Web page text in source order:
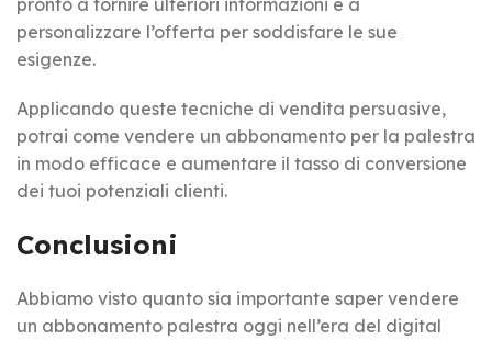
personalizzare l’offerta per soddisfare le sue
esigenze.
Applicando queste tecniche di vendita persuasive,
potrai come vendere un abbonamento per la palestra
in modo efficace e aumentare il tasso di conversione
dei tuoi potenziali clienti.
Conclusioni
Abbiamo visto quanto sia importante saper vendere
un abbonamento palestra oggi nell’era del digital